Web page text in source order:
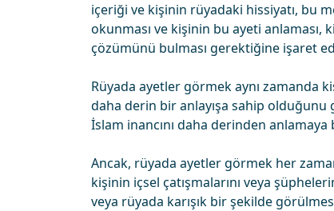
içeriği ve kişinin rüyadaki hissiyatı, bu
okunması ve kişinin bu ayeti
çözümünü bulması gerektiğine işaret
Rüyada ayetler görmek aynı zamanda
daha derin bir anlayışa sahip olduğunu
İslam inancını daha derinden anlamaya
Ancak, rüyada ayetler görmek her
kişinin içsel çatışmalarını veya
veya rüyada karışık bir şekilde